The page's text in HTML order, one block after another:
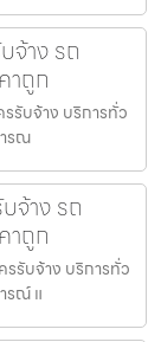
จ้าง รถ
าถูก
รรับจ้าง บริการทั่ว
รณ
จ้าง รถ
าถูก
รรับจ้าง บริการทั่ว
รณ์ แ